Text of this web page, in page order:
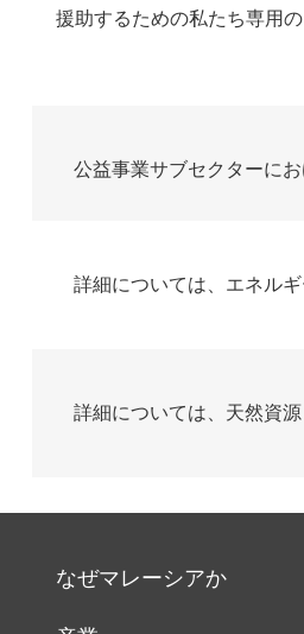
援助するための私たち専用
公益事業サブセクターに
詳細については、エネル
詳細については、天然資
なぜマレーシアか